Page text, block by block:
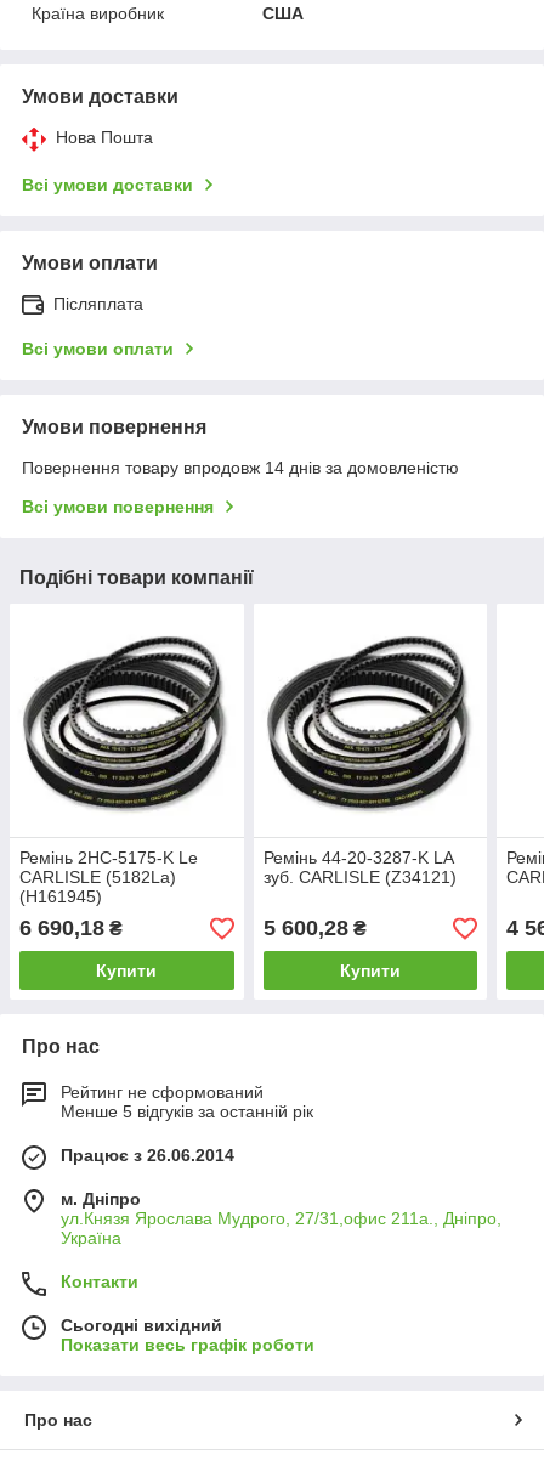
Країна виробник
США
Умови доставки
Нова Пошта
Всі умови доставки
Умови оплати
Післяплата
Всі умови оплати
Умови повернення
Повернення товару впродовж 14 днів за домовленістю
Всі умови повернення
Подібні товари компанії
Ремінь 2НС-5175-K Le
CARLISLE (5182La)
(H161945)
6 690,18 ₴
Купити
Ремінь 44-20-3287-K LA
зуб. CARLISLE (Z34121)
5 600,28₴
Купити
4
Про нас
Рейтинг не сформований
Менше 5 відгуків за останній рік
Працює з 26.06.2014
м. Дніпро
ул.Князя Ярослава Мудрого, 27/31,офис 211а., Дніпро,
Україна
Контакти
Сьогодні вихідний
Показати весь графік роботи
Про нас